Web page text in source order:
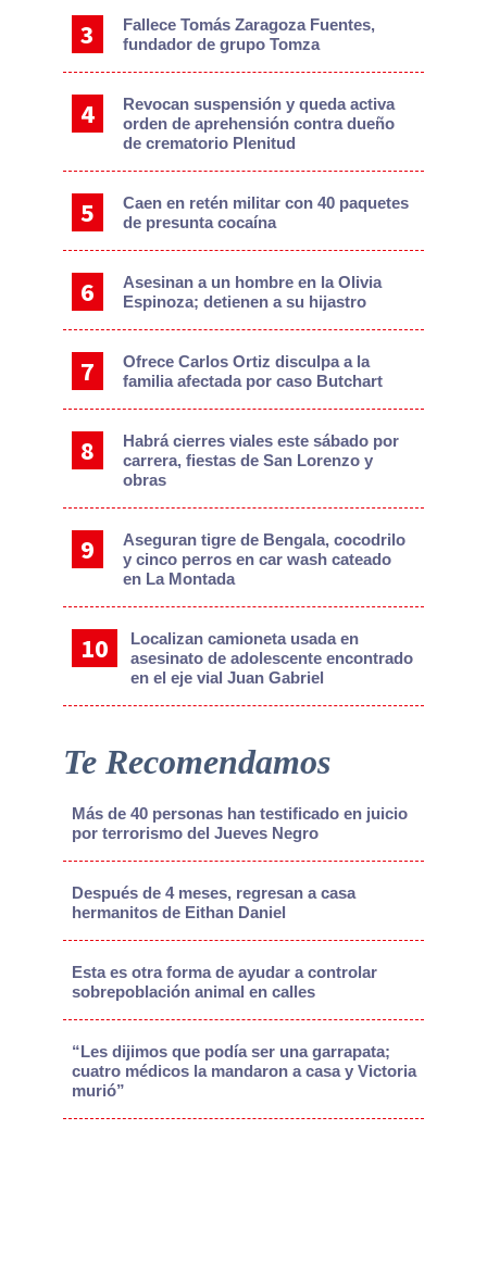
Fallece Tomás Zaragoza Fuentes,
fundador de grupo Tomza
Revocan suspensión y queda activa
orden de aprehensión contra dueño
de crematorio Plenitud
Caen en retén militar con 40 paquetes
de presunta cocaína
Asesinan a un hombre en la Olivia
Espinoza; detienen a su hijastro
Ofrece Carlos Ortiz disculpa a la
familia afectada por caso Butchart
Habrá cierres viales este sábado por
carrera, fiestas de San Lorenzo y
obras
Aseguran tigre de Bengala, cocodrilo
y cinco perros en car wash cateado
en La Montada
Localizan camioneta usada en
asesinato de adolescente encontrado
en el eje vial Juan Gabriel
Te Recomendamos
Más de 40 personas han testificado en juicio
por terrorismo del Jueves Negro
Después de 4 meses, regresan a casa
hermanitos de Eithan Daniel
Esta es otra forma de ayudar a controlar
sobrepoblación animal en calles
“Les dijimos que podía ser una garrapata;
cuatro médicos la mandaron a casa y Victoria
murió”